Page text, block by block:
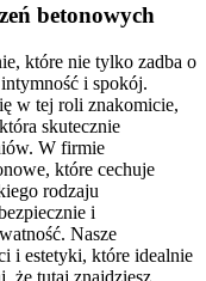
betonowych
które nie tylko zadba o
i spokój.
w tej roli znakomicie,
skutecznie
W firmie
które cechuje
rodzaju
i
Nasze
i estetyki, które idealnie
że tutaj znajdziesz